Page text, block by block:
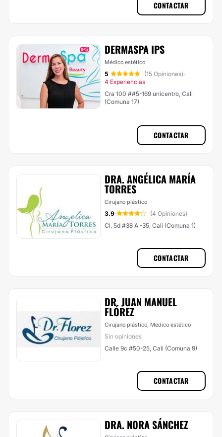
CONTACTAR
DERMASPA IPS
Médico estético
5 (15 Opiniones)·
4 Experiencias
Cra 100 ##5-169 unicentro, Cali
(Comuna 17)
CONTACTAR
DRA. ANGÉLICA MARÍA
TORRES
Cirujano plástico
3.9
(4 Opiniones)
Cl. 5d #38 A -35, Cali (Comuna 1)
CONTACTAR
DR. JUAN MANUEL
FLÓREZ
Cirujano plástico, Médico estético
Sin opiniones
Calle 9c #50-25, Cali (Comuna 9)
CONTACTAR
DRA. NORA SÁNCHEZ